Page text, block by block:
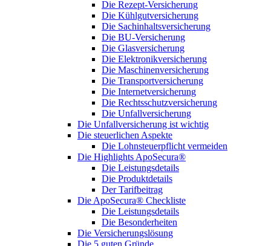
Die Rezept-Versicherung
Die Kühlgutversicherung
Die Sachinhaltsversicherung
Die BU-Versicherung
Die Glasversicherung
Die Elektronikversicherung
Die Maschinenversicherung
Die Transportversicherung
Die Internetversicherung
Die Rechtsschutzversicherung
Die Unfallversicherung
Die Unfallversicherung ist wichtig
Die steuerlichen Aspekte
Die Lohnsteuerpflicht vermeiden
Die Highlights ApoSecura®
Die Leistungsdetails
Die Produktdetails
Der Tarifbeitrag
Die ApoSecura® Checkliste
Die Leistungsdetails
Die Besonderheiten
Die Versicherungslösung
Die 5 guten Gründe